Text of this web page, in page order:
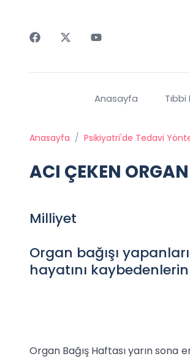
Anasayfa
Anasayfa / Psikiyatri'de Tedavi
ACI ÇEKEN
Milliyet
Organ bağışı
hayatını
Organ Bağış Haftası yarın sona